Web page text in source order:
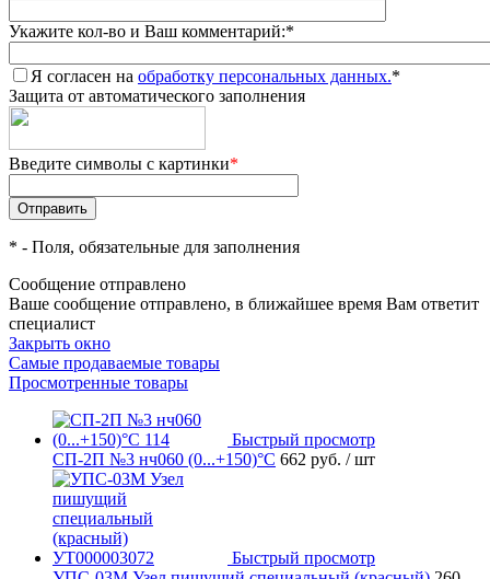
Укажите кол-во и Ваш комментарий:*
Я согласен на обработку персональных данных.*
Защита от автоматического заполнения
Введите символы с картинки*
* - Поля, обязательные для заполнения
Сообщение отправлено
Ваше сообщение отправлено, в ближайшее время Вам ответит
специалист
Закрыть окно
Самые продаваемые товары
Просмотренные товары
Быстрый просмотр
СП-2П №3 нч060 (0...+150)°С 662 руб. / шт
Быстрый просмотр